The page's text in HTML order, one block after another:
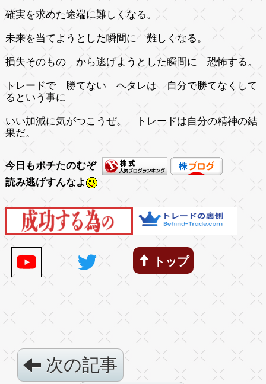
確実を求めた途端に難しくなる。
未来を当てようとした瞬間に 難しくなる。
損失そのもの から逃げようとした瞬間に 恐怖する。
トレードで 勝てない ヘタレは 自分で勝てなくして
るという事に
いい加減に気がつこうぜ。 トレードは自分の精神の結
果だ。
今日もポチたのむぞ
読み逃げすんなよ
トップ
次の記事